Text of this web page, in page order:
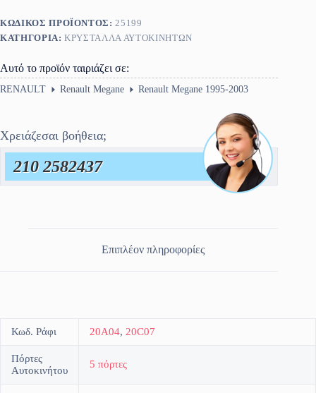
2002
ποσότητα
ΚΩΔΙΚΌΣ ΠΡΟΪΌΝΤΟΣ:25199
ΚΑΤΗΓΟΡΊΑ:ΚΡΎΣΤΑΛΛΑ ΑΥΤΟΚΙΝΉΤΩΝ
Αυτό το προϊόν ταιριάζει σε:
RENAULT Renault Megane Renault Megane 1995-2003
Χρειάζεσαι βοήθεια;
210 2582437
Επιπλέον πληροφορίες
Κωδ. Ράφι 20A04, 20C07
Πόρτες
Αυτοκινήτου
5 πόρτες